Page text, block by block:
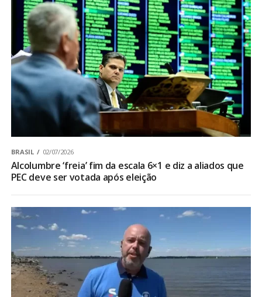
BRASIL 02/07/2026
Alcolumbre ‘freia’ fim da escala 6×1 e diz a aliados que
PEC deve ser votada após eleição